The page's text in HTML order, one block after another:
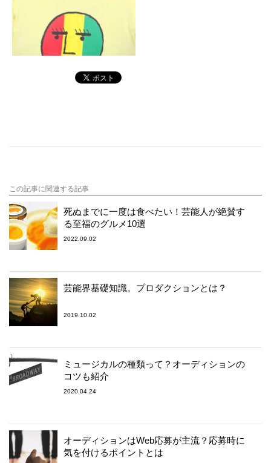
この記事に関連する記事
死ぬまでに一度は食べたい！芸能人が絶賛す
る至福のグルメ10選
2022.09.02
芸能界基礎知識。プロダクションとは？
2019.10.02
ミュージカルの種類って？オーディションの
コツも紹介
2020.04.24
オーディションはWeb応募が主流？応募時に
気を付けるポイントとは